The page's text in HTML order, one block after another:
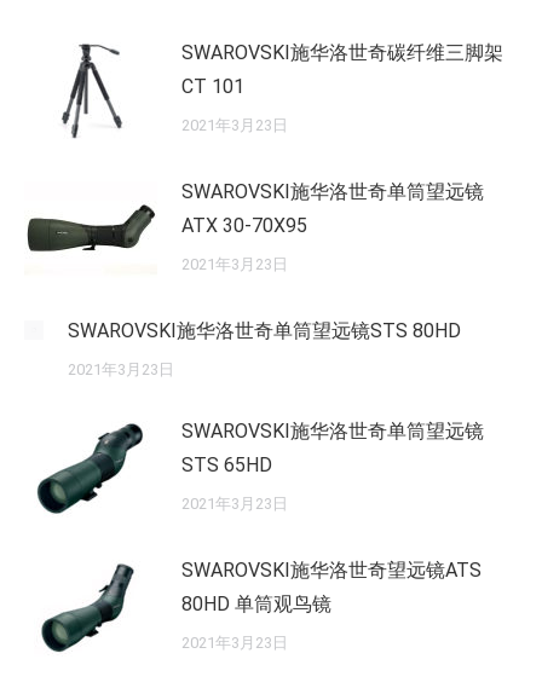
SWAROVSKI施华洛世奇碳纤维三脚架
CT 101
2021年3月23日
SWAROVSKI施华洛世奇单筒望远镜
ATX 30-70X95
2021年3月23日
SWAROVSKI施华洛世奇单筒望远镜STS 80HD
2021年3月23日
SWAROVSKI施华洛世奇单筒望远镜
STS 65HD
2021年3月23日
SWAROVSKI施华洛世奇望远镜ATS
80HD 单筒观鸟镜
2021年3月23日